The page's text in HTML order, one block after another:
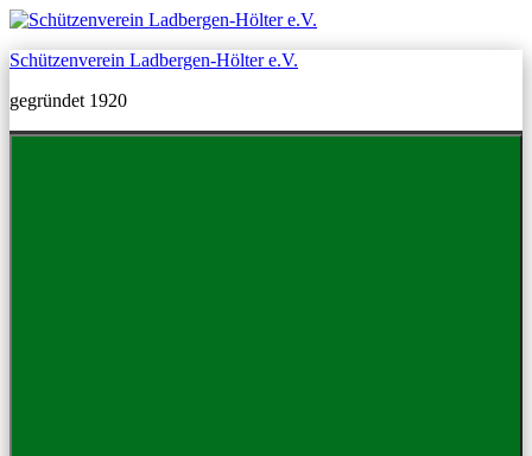
Zum
springen
Schützenverein Ladbergen-Hölter e.V.
gegründet 1920